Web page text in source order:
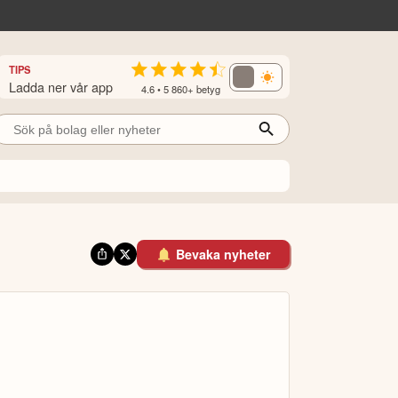
TIPS
Ladda ner vår app 4.6 • 5 860+ betyg
Bevaka nyheter